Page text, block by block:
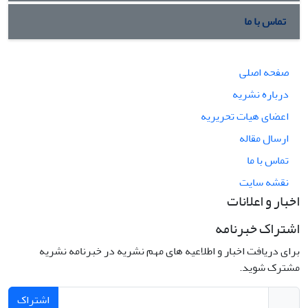
تماس با ما
صفحه اصلی
درباره نشریه
اعضای هیات تحریریه
ارسال مقاله
تماس با ما
نقشه سایت
اخبار و اعلانات
اشتراک خبرنامه
برای دریافت اخبار و اطلاعیه های مهم نشریه در خبرنامه نشریه
مشترک شوید.
اشتراک